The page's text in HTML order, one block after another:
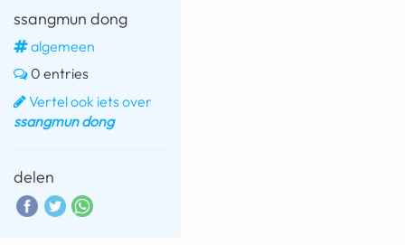
armand duplantis
duitsland
chevrolet mohawk
ssangmun dong
algemeen
0 entries
Vertel ook iets over
ssangmun dong
delen